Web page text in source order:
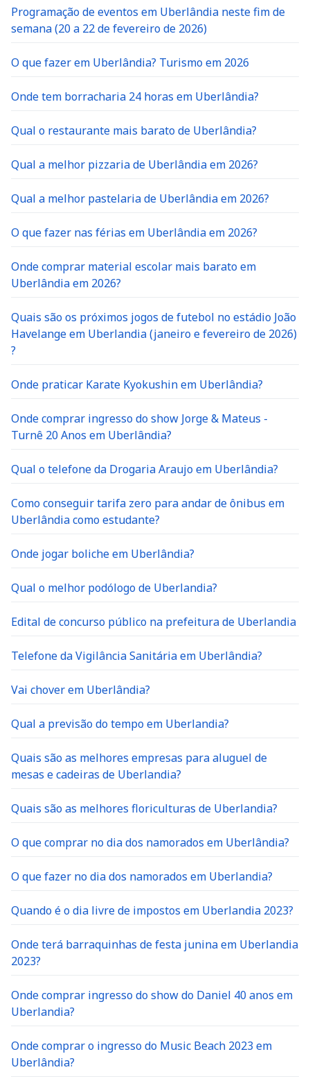
Programação de eventos em Uberlândia neste fim de
semana (20 a 22 de fevereiro de 2026)
O que fazer em Uberlândia? Turismo em 2026
Onde tem borracharia 24 horas em Uberlândia?
Qual o restaurante mais barato de Uberlândia?
Qual a melhor pizzaria de Uberlândia em 2026?
Qual a melhor pastelaria de Uberlândia em 2026?
O que fazer nas férias em Uberlândia em 2026?
Onde comprar material escolar mais barato em
Uberlândia em 2026?
Quais são os próximos jogos de futebol no estádio João
Havelange em Uberlandia (janeiro e fevereiro de 2026)
?
Onde praticar Karate Kyokushin em Uberlândia?
Onde comprar ingresso do show Jorge & Mateus -
Turnê 20 Anos em Uberlândia?
Qual o telefone da Drogaria Araujo em Uberlândia?
Como conseguir tarifa zero para andar de ônibus em
Uberlândia como estudante?
Onde jogar boliche em Uberlândia?
Qual o melhor podólogo de Uberlandia?
Edital de concurso público na prefeitura de Uberlandia
Telefone da Vigilância Sanitária em Uberlândia?
Vai chover em Uberlândia?
Qual a previsão do tempo em Uberlandia?
Quais são as melhores empresas para aluguel de
mesas e cadeiras de Uberlandia?
Quais são as melhores floriculturas de Uberlandia?
O que comprar no dia dos namorados em Uberlândia?
O que fazer no dia dos namorados em Uberlandia?
Quando é o dia livre de impostos em Uberlandia 2023?
Onde terá barraquinhas de festa junina em Uberlandia
2023?
Onde comprar ingresso do show do Daniel 40 anos em
Uberlandia?
Onde comprar o ingresso do Music Beach 2023 em
Uberlândia?